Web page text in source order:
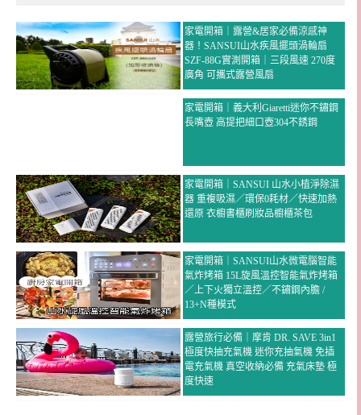
家電開箱｜露營&居家必備涼感神
器！SANSUI山水疾風擺頭渦輪扇
SZF-88G實測開箱｜三段風速 270度
廣角 可攜式露營風扇
家電開箱｜義大利Giaretti迷你不鏽鋼
長嘴壺 高提把細口壺304不銹鋼
家電開箱｜SANSUI 山水小植淨除濕
器 重複吸濕／環保0耗材／快速加熱
還原 衣櫥書櫃刷妝品櫥櫃茶包
家電開箱｜SANSUI山水微電腦智能
氣炸烤箱 15L旋風溫控智能氣炸烤箱
／上下火獨立溫控／不鏽鋼內膽 /
13+N種模式
露營旅行必備｜摩肯 DR. SAVE 3in1
極度快抽充氣機 迷你充抽氣機 免插
電充氣機 真空收納必備 充氣床墊 極
度快速